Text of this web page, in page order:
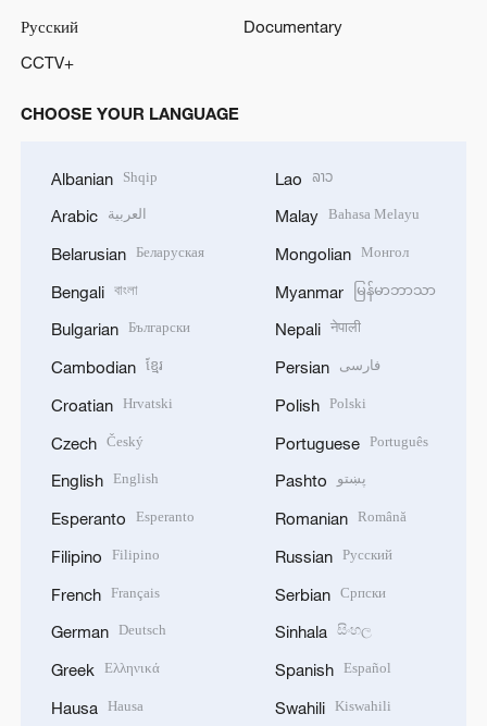
Русский
Documentary
CCTV+
CHOOSE YOUR LANGUAGE
Albanian Shqip
Arabic العربية
Belarusian Беларуская
Bengali বাংলা
Bulgarian Български
Cambodian ខ្មែរ
Croatian Hrvatski
Czech Český
English English
Esperanto Esperanto
Filipino Filipino
French Français
German Deutsch
Greek Ελληνικά
Hausa Hausa
Lao ລາວ
Malay Bahasa Melayu
Mongolian Монгол
Myanmar မြန်မာဘာသာ
Nepali नेपाली
Persian فارسی
Polish Polski
Portuguese Português
Pashto پښتو
Romanian Română
Russian Русский
Serbian Српски
Sinhala සිංහල
Spanish Español
Swahili Kiswahili